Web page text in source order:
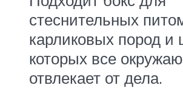
стеснительных
карликовых пород и
которых все
отвлекает от дела.